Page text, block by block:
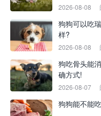
2026-08-08
狗狗可以吃
样?
2026-08-08
狗吃骨头能
确方式!
2026-08-07
狗狗能不能